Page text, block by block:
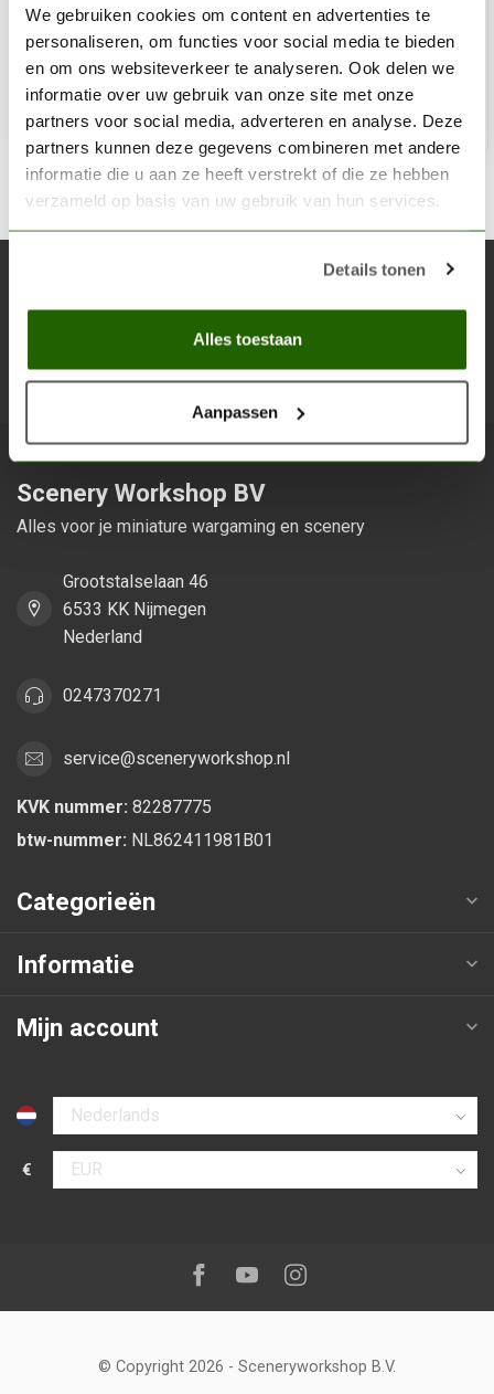
We gebruiken cookies om content en advertenties te
personaliseren, om functies voor social media te bieden
en om ons websiteverkeer te analyseren. Ook delen we
informatie over uw gebruik van onze site met onze
partners voor social media, adverteren en analyse. Deze
partners kunnen deze gegevens combineren met andere
informatie die u aan ze heeft verstrekt of die ze hebben
verzameld op basis van uw gebruik van hun services.
Details tonen
Alles toestaan
Aanpassen
€9,50
Niet op voorraad
Blijf op de hoogte over onze laatste acties
Scenery Workshop BV
Alles voor je miniature wargaming en scenery
Grootstalselaan 46
6533 KK Nijmegen
Nederland
0247370271
service@sceneryworkshop.nl
KVK nummer: 82287775
btw-nummer: NL862411981B01
Categorieën
Informatie
Mijn account
Selecteer taal
€
Selecteer valuta
Volg ons op:Facebook
YoutubeInstagram
© Copyright 2026 - Sceneryworkshop B.V.